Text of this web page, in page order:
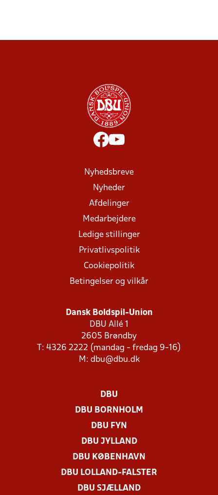
Nyhedsbreve
Nyheder
Afdelinger
Medarbejdere
Ledige stillinger
Privatlivspolitik
Cookiepolitik
Betingelser og vilkår
Dansk Boldspil-Union
DBU Allé 1
2605 Brøndby
T: 4326 2222 (mandag - fredag 9-16)
M: dbu@dbu.dk
DBU
DBU BORNHOLM
DBU FYN
DBU JYLLAND
DBU KØBENHAVN
DBU LOLLAND-FALSTER
DBU SJÆLLAND